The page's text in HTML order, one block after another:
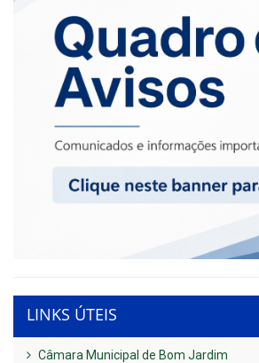
LINKS ÚTEIS
Câmara Municipal de Bom Jardim